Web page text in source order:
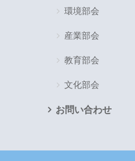
環境部会
産業部会
教育部会
文化部会
お問い合わせ